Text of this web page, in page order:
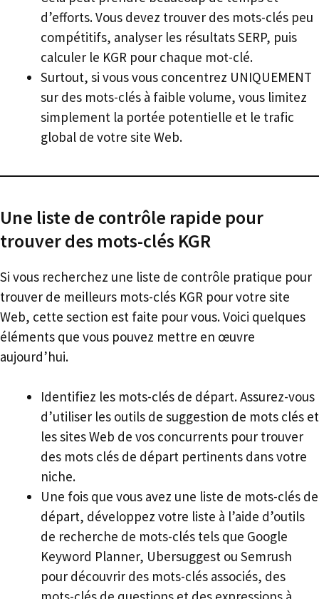
d’efforts. Vous devez trouver des mots-clés peu
compétitifs, analyser les résultats SERP, puis
calculer le KGR pour chaque mot-clé.
Surtout, si vous vous concentrez UNIQUEMENT
sur des mots-clés à faible volume, vous limitez
simplement la portée potentielle et le trafic
global de votre site Web.
Une liste de contrôle rapide pour
trouver des mots-clés KGR
Si vous recherchez une liste de contrôle pratique pour
trouver de meilleurs mots-clés KGR pour votre site
Web, cette section est faite pour vous. Voici quelques
éléments que vous pouvez mettre en œuvre
aujourd’hui.
Identifiez les mots-clés de départ. Assurez-vous
d’utiliser les outils de suggestion de mots clés et
les sites Web de vos concurrents pour trouver
des mots clés de départ pertinents dans votre
niche.
Une fois que vous avez une liste de mots-clés de
départ, développez votre liste à l’aide d’outils
de recherche de mots-clés tels que Google
Keyword Planner, Ubersuggest ou Semrush
pour découvrir des mots-clés associés, des